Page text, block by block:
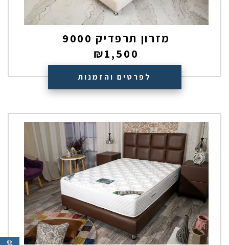
מזרון תרפדיק 9000
₪1,500
לפרטים והזמנות